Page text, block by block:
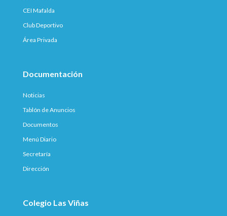
CEI Mafalda
Club Deportivo
Área Privada
Documentación
Noticias
Tablón de Anuncios
Documentos
Menú Diario
Secretaría
Dirección
Colegio Las Viñas